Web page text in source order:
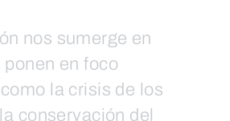
nos sumerge en
en foco
la crisis de los
conservación del